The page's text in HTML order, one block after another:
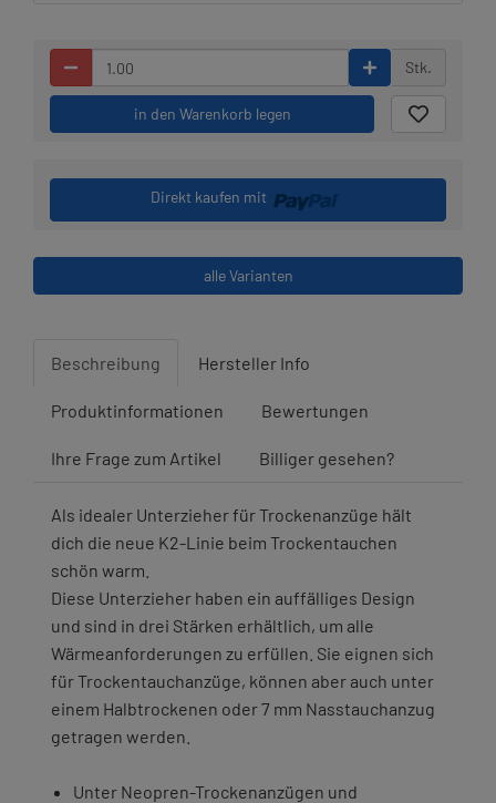
Stk.
in den Warenkorb legen
Direkt kaufen mit
alle Varianten
Beschreibung Hersteller Info
Produktinformationen Bewertungen
Ihre Frage zum Artikel Billiger gesehen?
Als idealer Unterzieher für Trockenanzüge hält
dich die neue K2-Linie beim Trockentauchen
schön warm.
Diese Unterzieher haben ein auffälliges Design
und sind in drei Stärken erhältlich, um alle
Wärmeanforderungen zu erfüllen. Sie eignen sich
für Trockentauchanzüge, können aber auch unter
einem Halbtrockenen oder 7 mm Nasstauchanzug
getragen werden.
Unter Neopren-Trockenanzügen und